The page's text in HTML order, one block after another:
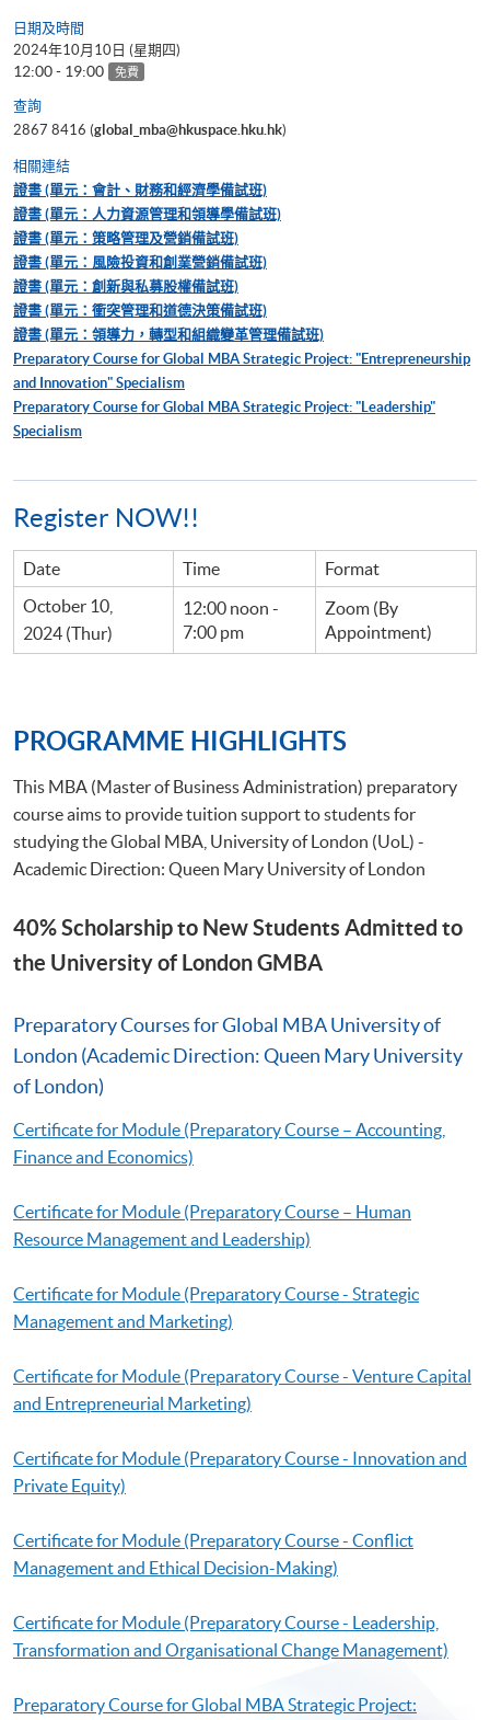
日期及時間
2024年10月10日 (星期四)
12:00 - 19:00 免費
查詢
2867 8416 (global_mba@hkuspace.hku.hk)
相關連結
證書 (單元：會計、財務和經濟學備試班)
證書 (單元：人力資源管理和領導學備試班)
證書 (單元：策略管理及營銷備試班)
證書 (單元：風險投資和創業營銷備試班)
證書 (單元：創新與私募股權備試班)
證書 (單元：衝突管理和道德決策備試班)
證書 (單元：領導力，轉型和組織變革管理備試班)
Preparatory Course for Global MBA Strategic Project: "Entrepreneurship
and Innovation" Specialism
Preparatory Course for Global MBA Strategic Project: "Leadership"
Specialism
Register NOW!!
Date Time
Format
October 10,
2024 (Thur)
12:00 noon -
7:00 pm
Zoom (By
Appointment)
PROGRAMME HIGHLIGHTS
This MBA (Master of Business Administration) preparatory
course aims to provide tuition support to students for
studying the Global MBA, University of London (UoL) -
Academic Direction: Queen Mary University of London
40% Scholarship to New Students Admitted to
the University of London GMBA
Preparatory Courses for Global MBA University of
London (Academic Direction: Queen Mary University
of London)
Certificate for Module (Preparatory Course – Accounting,
Finance and Economics)
Certificate for Module (Preparatory Course – Human
Resource Management and Leadership)
Certificate for Module (Preparatory Course - Strategic
Management and Marketing)
Certificate for Module (Preparatory Course - Venture Capital
and Entrepreneurial Marketing)
Certificate for Module (Preparatory Course - Innovation and
Private Equity)
Certificate for Module (Preparatory Course - Conflict
Management and Ethical Decision-Making)
Certificate for Module (Preparatory Course - Leadership,
Transformation and Organisational Change Management)
Preparatory Course for Global MBA Strategic Project: